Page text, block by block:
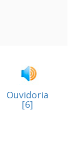
Ouvidoria
[6]